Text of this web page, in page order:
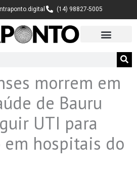
(14) 98827-5005
morrem em
de Bauru
UTI para
hospitais do